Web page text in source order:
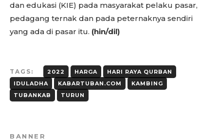
dan edukasi (KIE) pada masyarakat pelaku pasar,
pedagang ternak dan pada peternaknya sendiri
yang ada di pasar itu. (hin/dil)
TAGS: 2022 HARGA
HARI RAYA QURBAN
IDULADHA
KABARTUBAN.COM
KAMBING
TUBANKAB
TURUN
BANNER